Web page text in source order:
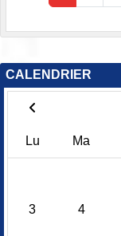
CALENDRIER
Lu Ma
3 4